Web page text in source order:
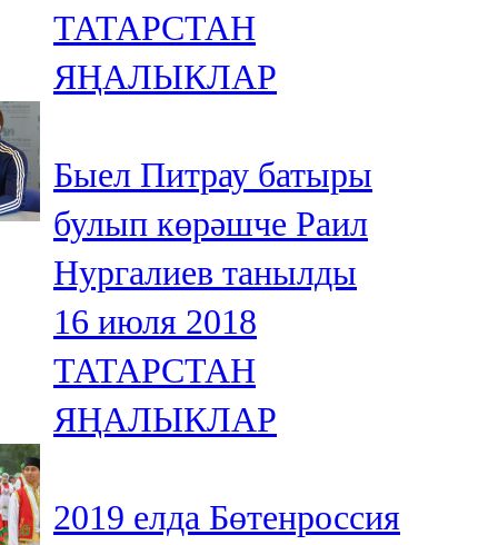
ТАТАРСТАН
ЯҢАЛЫКЛАР
Быел Питрау батыры
булып көрәшче Раил
Нургалиев танылды
16 июля 2018
ТАТАРСТАН
ЯҢАЛЫКЛАР
2019 елда Бөтенроссия